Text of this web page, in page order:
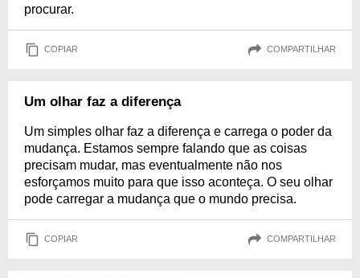
procurar.
COPIAR COMPARTILHAR
Um olhar faz a diferença
Um simples olhar faz a diferença e carrega o poder da
mudança. Estamos sempre falando que as coisas
precisam mudar, mas eventualmente não nos
esforçamos muito para que isso aconteça. O seu olhar
pode carregar a mudança que o mundo precisa.
COPIAR COMPARTILHAR